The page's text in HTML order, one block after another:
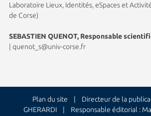
Laboratoire Lieux, Identités, eSpaces et
de Corse)
SEBASTIEN QUENOT, Responsable
quenot_s@univ-corse.fr
Plan du site | Directeur de la
GHERARDI | Responsable éditorial :